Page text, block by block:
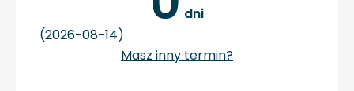
dni
(2026-08-14)
Masz inny termin?